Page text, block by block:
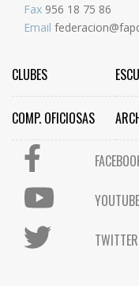
Fax 956 18 75 86
Email
CLUBES
COMP. OFICIOSAS
YOUTUBE
TWITTER